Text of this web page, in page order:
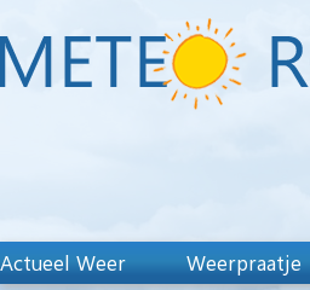
Actueel Weer Weerpraatje